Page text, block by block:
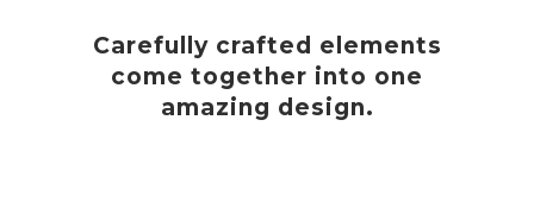
Carefully crafted elements
come together into one
amazing design.